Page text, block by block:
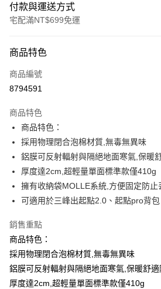
付款與運送方式
宅配滿NT$699免運
信用卡一次付款
信用卡分期付款
合作金庫商業銀行
華南商業銀行
上海商業儲蓄銀行
台北
國泰世華商業銀行
兆豐
臺灣中小企業銀行
台中
匯豐（台灣）商業銀行
華泰
聯邦商業銀行
遠東
元大商業銀行
永豐
台新國際商業銀行
台灣樂天信用卡公司
LINE Pay
Apple Pay
街口支付
悠遊付
ATM付款
運送方式
宅配
商品特色
商品編號
8794591
商品特色
商品特色：
採用物理閉合泡棉材質,無毒無異味
鋁膜可反射輻射與隔絕地面寒氣,保暖
厚度達2cm,超輕量單面標準款僅410g
擁有收納袋MOLLE系統,方便固定防止
可適用於三峰出起點2.0、起點pro背包
銷售重點
商品特色：
採用物理閉合泡棉材質,無毒無異味
鋁膜可反射輻射與隔絕地面寒氣,保暖舒適
厚度達2cm,超輕量單面標準款僅410g